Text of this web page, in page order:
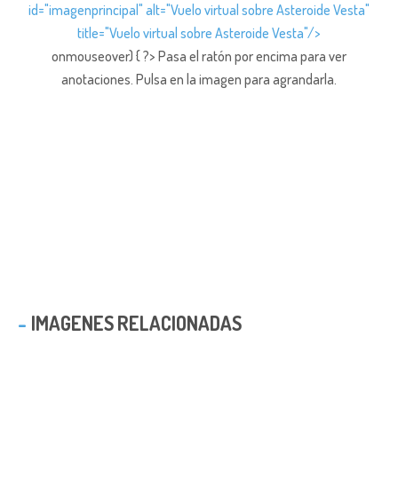
id="imagenprincipal" alt="Vuelo virtual sobre Asteroide Vesta"
title="Vuelo virtual sobre Asteroide Vesta"/>
onmouseover) { ?> Pasa el ratón por encima para ver
anotaciones. Pulsa en la imagen para agrandarla.
IMAGENES RELACIONADAS